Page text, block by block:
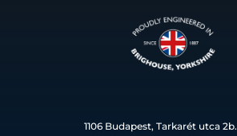
1106 Budapest, Tarkarét utca 2b.